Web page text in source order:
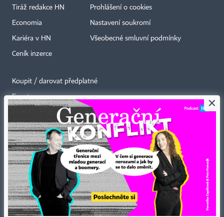
Tiráž redakce HN
Economia
Kariéra v HN
Ceník inzerce
Prohlášení o cookies
Nastavení soukromí
Všeobecné smluvní podmínky
Koupit / darovat předplatné
Eventy
Newslettery
RSS kanály
Autorská práva vykonává vydavatel. Bez písemného svolení vydavatele je
zakázáno jakékoli užití částí nebo celku díla, zejména rozmnožování a šíření
jakýmkoli způsobem, mechanickým nebo elektronickým, v českém nebo
jiném jazyce. Bez souhlasu vydavatele je zakázáno též rozmnožování
obsahu pro účely automatizované analýzy textů nebo dat
podle ustanovení § 39c autorského zákona.
×